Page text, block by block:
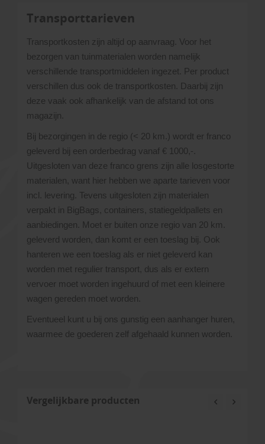
Transporttarieven
Transportkosten zijn altijd op aanvraag. Voor het
bezorgen van tuinmaterialen worden namelijk
verschillende transportmiddelen ingezet. Per product
verschillen dus ook de transportkosten. Daarbij zijn
deze vaak ook afhankelijk van de afstand tot ons
magazijn.
Bij bezorgingen in de regio (< 20 km.) wordt er franco
geleverd bij een orderbedrag vanaf € 1000,-.
Uitgesloten van deze franco grens zijn alle losgestorte
materialen, want hier hebben we aparte tarieven voor
incl. levering. Tevens uitgesloten zijn materialen
verpakt in BigBags, containers, statiegeldpallets en
aanbiedingen. Moet er buiten onze regio van 20 km.
geleverd worden, dan komt er een toeslag bij. Ook
hanteren we een toeslag als er niet geleverd kan
worden met regulier transport, dus als er extern
vervoer moet worden ingehuurd of met een kleinere
wagen gereden moet worden.
Eventueel kunt u bij ons gunstig een aanhanger huren,
waarmee de goederen zelf afgehaald kunnen worden.
Vergelijkbare producten